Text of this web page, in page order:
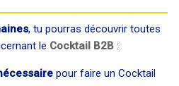
, tu pourras découvrir toutes
le Cocktail B2B :
pour faire un Cocktail